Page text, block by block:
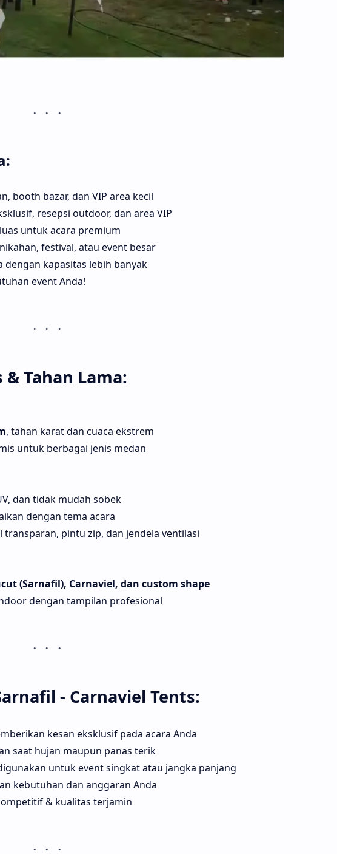
booth bazar, dan VIP area kecil
resepsi outdoor, dan area VIP
untuk acara premium
festival, atau event besar
dengan kapasitas lebih banyak
event Anda!
Tahan Lama:
, tahan karat dan cuaca ekstrem
untuk berbagai jenis medan
dan tidak mudah sobek
dengan tema acara
transparan, pintu zip, dan jendela ventilasi
(Sarnafil), Carnaviel, dan custom shape
dengan tampilan profesional
- Carnaviel Tents:
kesan eksklusif pada acara Anda
saat hujan maupun panas terik
untuk event singkat atau jangka panjang
kebutuhan dan anggaran Anda
& kualitas terjamin